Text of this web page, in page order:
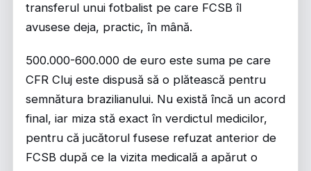
transferul unui fotbalist pe care FCSB îl
avusese deja, practic, în mână.
500.000-600.000 de euro este suma pe care
CFR Cluj este dispusă să o plătească pentru
semnătura brazilianului. Nu există încă un acord
final, iar miza stă exact în verdictul medicilor,
pentru că jucătorul fusese refuzat anterior de
FCSB după ce la vizita medicală a apărut o